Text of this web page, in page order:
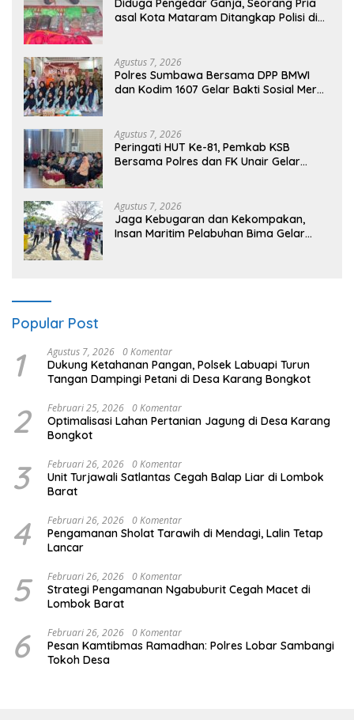
Diduga Pengedar Ganja, Seorang Pria
asal Kota Mataram Ditangkap Polisi di
Agustus 7, 2026
Polres Sumbawa Bersama DPP BMWI
dan Kodim 1607 Gelar Bakti Sosial Merah
Agustus 7, 2026
Peringati HUT Ke-81, Pemkab KSB
Bersama Polres dan FK Unair Gelar
Agustus 7, 2026
Jaga Kebugaran dan Kekompakan,
Insan Maritim Pelabuhan Bima Gelar
Popular Post
1 Agustus 7, 2026 0 Komentar
Dukung Ketahanan Pangan, Polsek Labuapi Turun
Tangan Dampingi Petani di Desa Karang Bongkot
2 Februari 25, 2026 0 Komentar
Optimalisasi Lahan Pertanian Jagung di Desa Karang
Bongkot
3 Februari 26, 2026 0 Komentar
Unit Turjawali Satlantas Cegah Balap Liar di Lombok
Barat
4 Februari 26, 2026 0 Komentar
Pengamanan Sholat Tarawih di Mendagi, Lalin Tetap
Lancar
5 Februari 26, 2026 0 Komentar
Strategi Pengamanan Ngabuburit Cegah Macet di
Lombok Barat
6 Februari 26, 2026 0 Komentar
Pesan Kamtibmas Ramadhan: Polres Lobar Sambangi
Tokoh Desa